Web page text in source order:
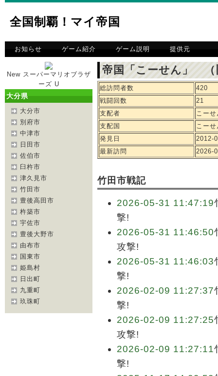
全国制覇！マイ帝国
お知らせ ゲーム紹介 ゲーム説明 提供元
New スーパーマリオブラザ
ーズ U
大分県
大分市
別府市
中津市
日田市
佐伯市
臼杵市
津久見市
竹田市
豊後高田市
杵築市
宇佐市
豊後大野市
由布市
国東市
姫島村
日出町
九重町
玖珠町
帝国「こーせん」 （
総訪問者数
420
戦闘回数
21
支配者
こーせ
支配国
こーせ
発見日
2012-
最新訪問
2026-
竹田市戦記
2026-05-31 11:47:19
撃!
2026-05-31 11:46:50
攻撃!
2026-05-31 11:46:03
撃!
2026-02-09 11:27:37
撃!
2026-02-09 11:27:25
攻撃!
2026-02-09 11:27:11
撃!